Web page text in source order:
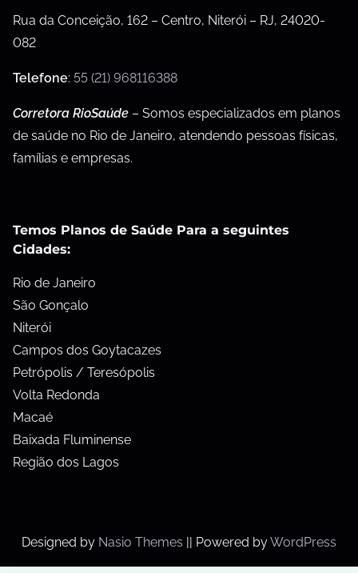
Rua da Conceição, 162 – Centro, Niterói – RJ, 24020-
082
Telefone: 55 (21) 968116388
Corretora RioSaúde – Somos especializados em planos
de saúde no Rio de Janeiro, atendendo pessoas físicas,
famílias e empresas.
Temos Planos de Saúde Para a seguintes
Cidades:
Rio de Janeiro
São Gonçalo
Niterói
Campos dos Goytacazes
Petrópolis / Teresópolis
Volta Redonda
Macaé
Baixada Fluminense
Região dos Lagos
Designed by Nasio Themes Powered byWordPress